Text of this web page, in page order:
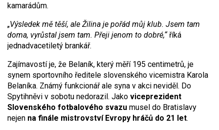
kamarádům.
„Výsledek mě těší, ale Žilina je pořád můj klub. Jsem tam
doma, vyrůstal jsem tam. Přeji jenom to dobré,“ říká
jednadvacetiletý brankář.
Zajímavostí je, že Belaník, který měří 195 centimetrů, je
synem sportovního ředitele slovenského vicemistra Karola
Belaníka. Známý funkcionář ale syna v akci neviděl. Do
Spytihněvi v sobotu nedorazil. Jako viceprezident
Slovenského fotbalového svazu musel do Bratislavy
nejen na finále mistrovství Evropy hráčů do 21 let.